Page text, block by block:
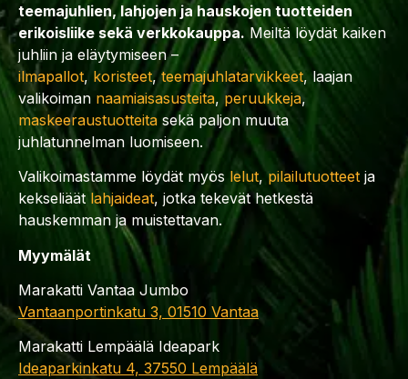
teemajuhlien, lahjojen ja hauskojen tuotteiden
erikoisliike sekä verkkokauppa. Meiltä löydät kaiken
juhliin ja eläytymiseen –
ilmapallot, koristeet,teemajuhlatarvikkeet, laajan
valikoiman naamiaisasusteita, peruukkeja,
maskeeraustuotteita sekä paljon muuta
juhlatunnelman luomiseen.
Valikoimastamme löydät myös lelut,pilailutuotteet ja
kekseliäät lahjaideat, jotka tekevät hetkestä
hauskemman ja muistettavan.
Myymälät
Marakatti Vantaa Jumbo
Vantaanportinkatu 3, 01510 Vantaa
Marakatti Lempäälä Ideapark
Ideaparkinkatu 4, 37550 Lempäälä